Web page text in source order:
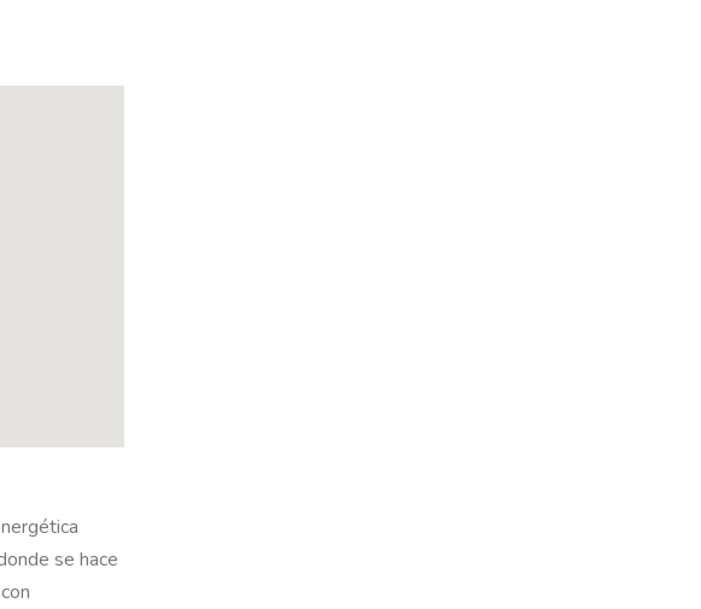
se hace